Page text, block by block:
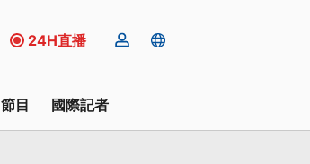
24H直播
節目 國際記者